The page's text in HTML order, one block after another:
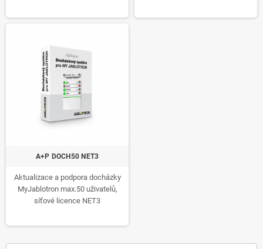
A+P DOCH50 NET3
Aktualizace a podpora docházky
MyJablotron max.50 uživatelů,
síťové licence NET3